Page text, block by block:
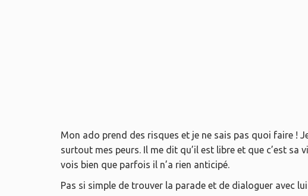
Mon ado prend des risques et je ne sais pas quoi faire !
surtout mes peurs. Il me dit qu’il est libre et que c’est sa
vois bien que parfois il n’a rien anticipé.
Pas si simple de trouver la parade et de dialoguer avec